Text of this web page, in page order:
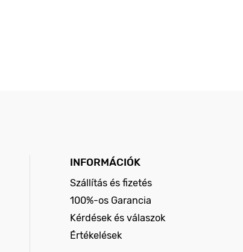
INFORMÁCIÓK
Szállítás és fizetés
100%-os Garancia
Kérdések és válaszok
Értékelések